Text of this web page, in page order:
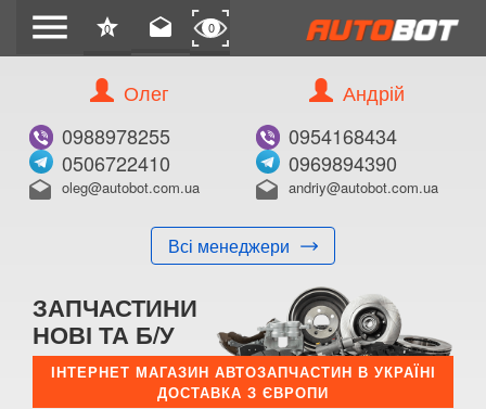
menu star
0 drafts 0
Олег
0988978255
0506722410
drafts oleg@autobot.com.ua
Всі менеджери
Андрій
0954168434
0969894390
drafts andriy@autobot.com.ua
ЗАПЧАСТИНИ
НОВІ ТА Б/У
ІНТЕРНЕТ МАГАЗИН АВТОЗАПЧАСТИН В УКРАЇНІ
ДОСТАВКА З ЄВРОПИ